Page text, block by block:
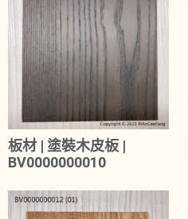
板材 | 塗裝木皮板 |
BV0000000010